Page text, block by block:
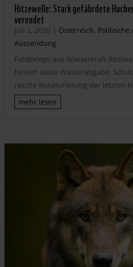
Hitzewelle: Stark gefährdete
verendet
Juli 2, 2026 | Österreich, Politische
Aussendung
Fotobelege aus Wasserkraft-
fordert akute Wasserabgabe,
rasche Renaturierung der letzten
mehr lesen